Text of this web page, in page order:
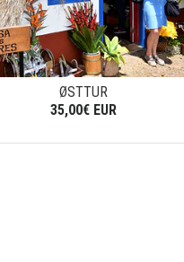
ØSTTUR
35,00€ EUR